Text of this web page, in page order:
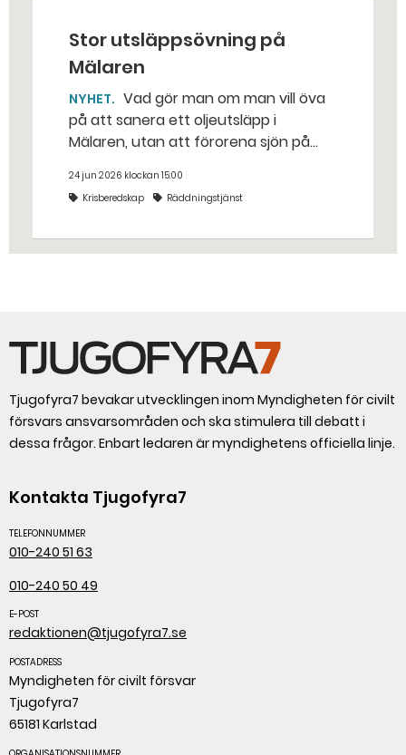
Stor utsläppsövning på
Mälaren
NYHET
på att sanera ett oljeutsläpp i
Mälaren, utan att förorena sjön på
stället. Det gjorde räddningstjänsten i
Eskilstuna – tio kubikmeter närmare
24 jun 2026 klockan 15:00
Krisberedskap
Räddningstjänst
Tjugofyra7 bevakar utvecklingen inom Myndigheten för civilt
försvars ansvarsområden och ska stimulera till debatt i
dessa frågor. Enbart ledaren är myndighetens officiella linje.
Kontakta Tjugofyra7
TELEFONNUMMER
010-240 51 63
010-240 50 49
E-POST
redaktionen@tjugofyra7.se
POSTADRESS
Myndigheten för civilt försvar
Tjugofyra7
65181 Karlstad